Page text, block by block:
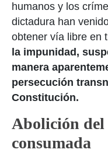
humanos y los
dictadura han
obtener vía libre en
la impunidad,
manera
persecución
Constitución.
Abolición del
consumada